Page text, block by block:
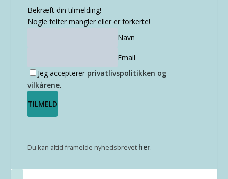
Bekræft din tilmelding!
Nogle felter mangler eller er forkerte!
Navn
Email
Jeg accepterer privatlivspolitikken og
vilkårene.
Du kan altid framelde nyhedsbrevet her.